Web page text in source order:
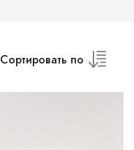
Сортировать по